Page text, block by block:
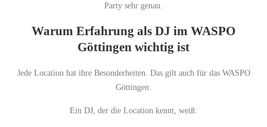
Party sehr genau.
Warum Erfahrung als DJ im WASPO
Göttingen wichtig ist
Jede Location hat ihre Besonderheiten. Das gilt auch für das WASPO
Göttingen.
Ein DJ, der die Location kennt, weiß: